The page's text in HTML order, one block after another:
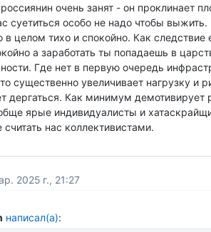
очень занят - он проклинает
суетиться особо не надо чтобы
в целом тихо и спокойно. Как
а заработать ты попадаешь в
Где нет в первую очередь
существенно увеличивает нагрузку и
дергаться. Как минимум демотивирует
ярые индивидуалисты и
нас коллективистами.
2025 г., 21:27
написал(а):